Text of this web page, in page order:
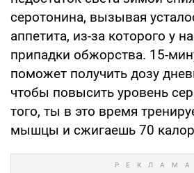
серотонина, вызывая
аппетита, из-за которого у
припадки обжорства. 15-
поможет получить дозу
чтобы повысить уровень
того, ты в это время
мышцы и сжигаешь 70